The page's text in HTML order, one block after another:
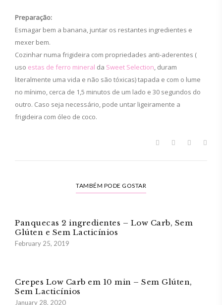
Preparação:
Esmagar bem a banana, juntar os restantes ingredientes e
mexer bem.
Cozinhar numa frigideira com propriedades anti-aderentes (
uso estas de ferro mineral da Sweet Selection, duram
literalmente uma vida e não são tóxicas) tapada e com o lume
no mínimo, cerca de 1,5 minutos de um lado e 30 segundos do
outro. Caso seja necessário, pode untar ligeiramente a
frigideira com óleo de coco.
TAMBÉM PODE GOSTAR
Panquecas 2 ingredientes – Low Carb, Sem
Glúten e Sem Lacticínios
February 25, 2019
Crepes Low Carb em 10 min – Sem Glúten,
Sem Lacticínios
January 28, 2020